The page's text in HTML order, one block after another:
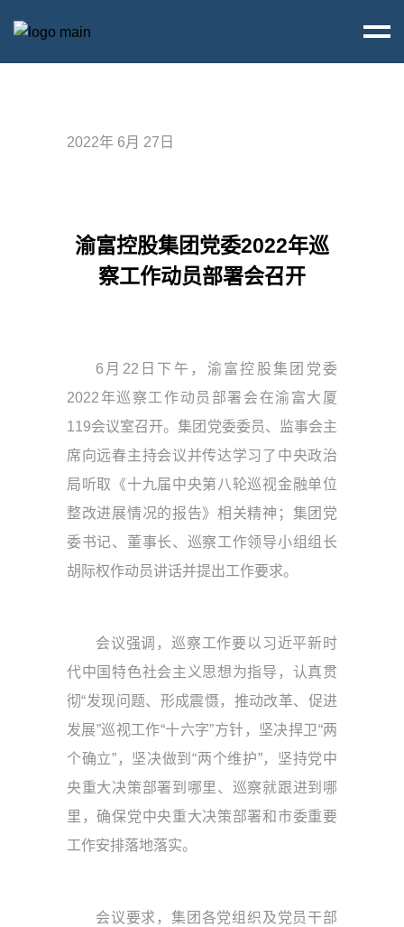
2022年 6月 27日
渝富控股集团党委2022年巡
察工作动员部署会召开
6月22日下午，渝富控股集团党委
2022年巡察工作动员部署会在渝富大厦
119会议室召开。集团党委委员、监事会主
席向远春主持会议并传达学习了中央政治
局听取《十九届中央第八轮巡视金融单位
整改进展情况的报告》相关精神；集团党
委书记、董事长、巡察工作领导小组组长
胡际权作动员讲话并提出工作要求。
会议强调，巡察工作要以习近平新时
代中国特色社会主义思想为指导，认真贯
彻“发现问题、形成震慑，推动改革、促进
发展”巡视工作“十六字”方针，坚决捍卫“两
个确立”，坚决做到“两个维护”，坚持党中
央重大决策部署到哪里、巡察就跟进到哪
里，确保党中央重大决策部署和市委重要
工作安排落地落实。
会议要求，集团各党组织及党员干部